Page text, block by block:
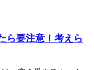
ら要注意！考えら